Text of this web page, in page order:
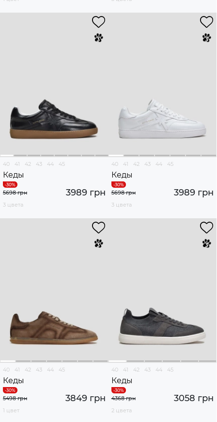
40 41 42 43 44 45
Кеды
3989 грн
5698 грн
3 цвета
40 41 42 43 44 45
Кеды
3989 грн
5698 грн
3 цвета
40 41 42 43 44 45
Кеды
3849 грн
5498 грн
1 цвет
40 41 42 43 44 45
Кеды
3058 грн
4368 грн
2 цвета